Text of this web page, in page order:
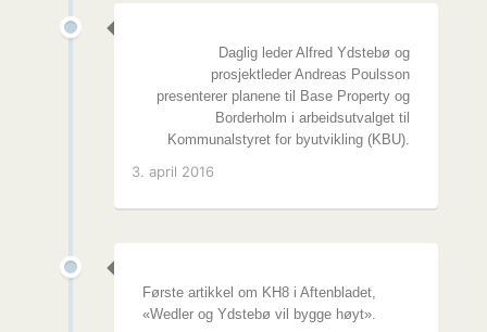
Daglig leder Alfred Ydstebø og
prosjektleder Andreas Poulsson
presenterer planene til Base Property og
Borderholm i arbeidsutvalget til
Kommunalstyret for byutvikling (KBU).
3. april 2016
Første artikkel om KH8 i Aftenbladet,
«Wedler og Ydstebø vil bygge høyt».